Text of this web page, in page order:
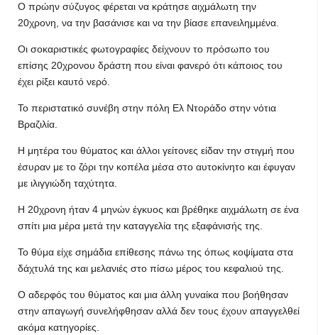
Ο πρώην σύζυγος φέρεται να κράτησε αιχμάλωτη την
20χρονη, να την βασάνισε και να την βίασε επανειλημμένα.
Οι σοκαριστικές φωτογραφίες δείχνουν το πρόσωπο του
επίσης 20χρονου δράστη που είναι φανερό ότι κάποιος του
έχει ρίξει καυτό νερό.
Το περιστατικό συνέβη στην πόλη Ελ Ντοράδο στην νότια
Βραζιλία.
Η μητέρα του θύματος και άλλοι γείτονες είδαν την στιγμή που
έσυραν με το ζόρι την κοπέλα μέσα στο αυτοκίνητο και έφυγαν
με ιλιγγιώδη ταχύτητα.
Η 20χρονη ήταν 4 μηνών έγκυος και βρέθηκε αιχμάλωτη σε ένα
σπίτι μια μέρα μετά την καταγγελία της εξαφάνισής της.
Το θύμα είχε σημάδια επίθεσης πάνω της όπως κοψίματα στα
δάχτυλά της και μελανιές στο πίσω μέρος του κεφαλιού της.
Ο αδερφός του θύματος και μια άλλη γυναίκα που βοήθησαν
στην απαγωγή συνελήφθησαν αλλά δεν τους έχουν απαγγελθεί
ακόμα κατηγορίες.